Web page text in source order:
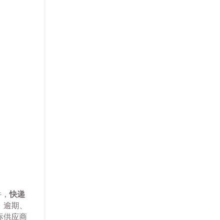
，快递
期、
供应商